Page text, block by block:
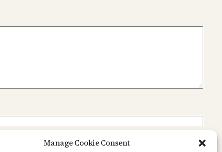
Manage Cookie Consent